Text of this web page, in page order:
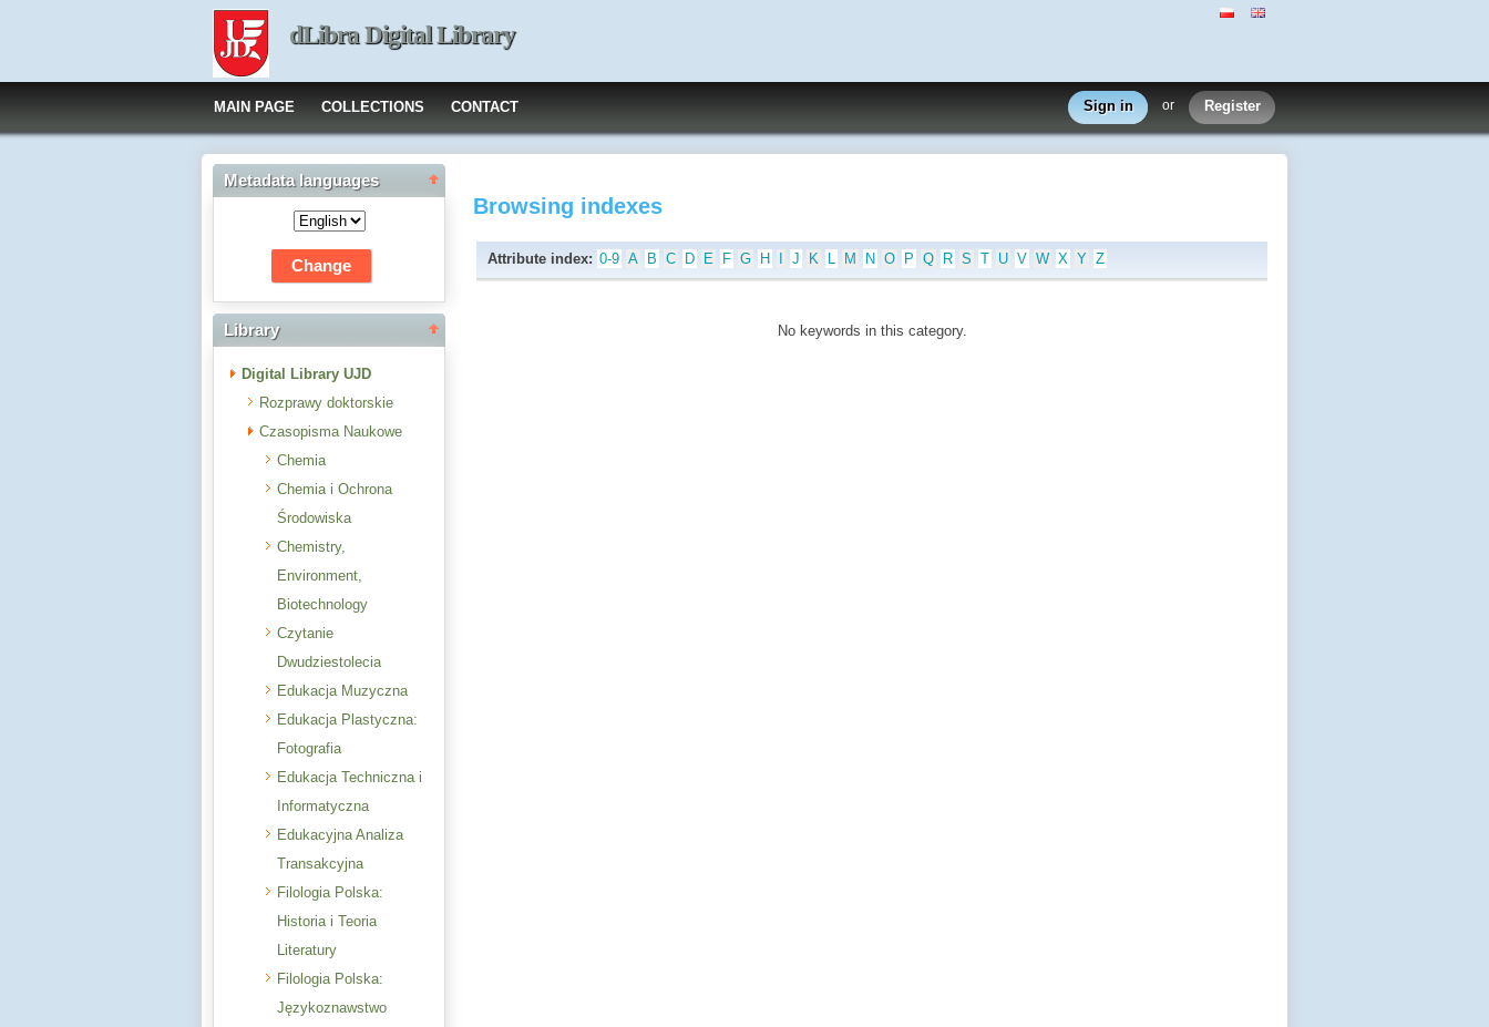
dLibra Digital Library
MAIN PAGE COLLECTIONS CONTACT Sign in or Register
Metadata languages
Library
Digital Library UJD
Rozprawy doktorskie
Czasopisma Naukowe
Chemia
Chemia i Ochrona
Środowiska
Chemistry,
Environment,
Biotechnology
Czytanie
Dwudziestolecia
Edukacja Muzyczna
Edukacja Plastyczna:
Fotografia
Edukacja Techniczna i
Informatyczna
Edukacyjna Analiza
Transakcyjna
Filologia Polska:
Historia i Teoria
Literatury
Filologia Polska:
Językoznawstwo
Browsing indexes
Attribute index: 0-9 A B C D E F G H J K L M N O P Q R S T U V W X Y Z
No keywords in this category.